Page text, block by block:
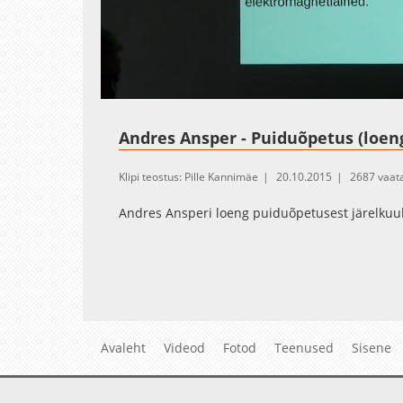
Andres Ansper - Puiduõpetus
Klipi teostus: Pille Kannimäe 20.10.2015 2687
Andres Ansperi loeng puiduõpetusest
Avaleht Videod Fotod Teenused Sisene